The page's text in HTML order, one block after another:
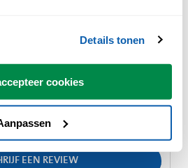
Details tonen
cookies
0
0
bij een vriend
EEN REVIEW